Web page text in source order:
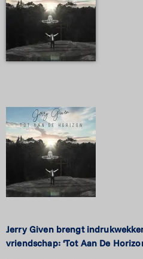
Jerry Given brengt
vriendschap: ‘Tot Aan De